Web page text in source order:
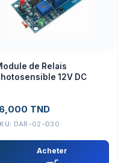
de Relais
12V DC
TND
DAR-02-D30
Acheter